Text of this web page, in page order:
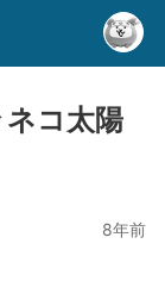
ネコ太陽
8年前